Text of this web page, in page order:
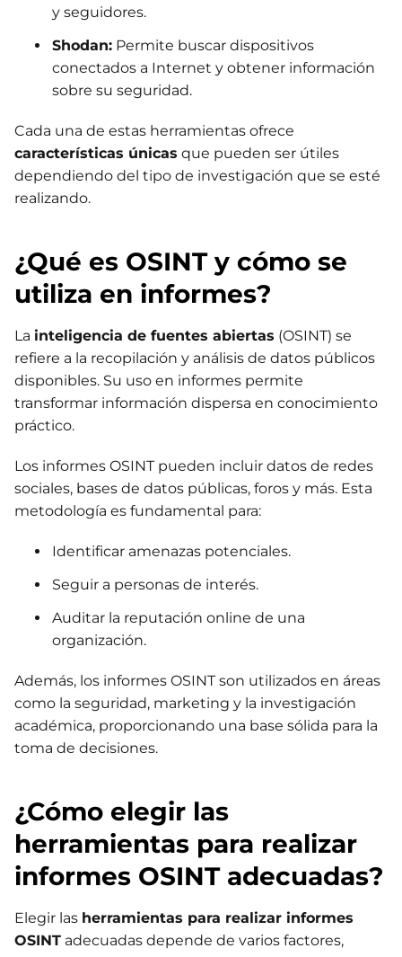
y seguidores.
Shodan: Permite buscar dispositivos
conectados a Internet y obtener información
sobre su seguridad.
Cada una de estas herramientas ofrece
características únicas que pueden ser útiles
dependiendo del tipo de investigación que se esté
realizando.
¿Qué es OSINT y cómo se
utiliza en informes?
La inteligencia de fuentes abiertas (OSINT) se
refiere a la recopilación y análisis de datos públicos
disponibles. Su uso en informes permite
transformar información dispersa en conocimiento
práctico.
Los informes OSINT pueden incluir datos de redes
sociales, bases de datos públicas, foros y más. Esta
metodología es fundamental para:
Identificar amenazas potenciales.
Seguir a personas de interés.
Auditar la reputación online de una
organización.
Además, los informes OSINT son utilizados en áreas
como la seguridad, marketing y la investigación
académica, proporcionando una base sólida para la
toma de decisiones.
¿Cómo elegir las
herramientas para realizar
informes OSINT adecuadas?
Elegir las herramientas para realizar informes
OSINT adecuadas depende de varios factores,